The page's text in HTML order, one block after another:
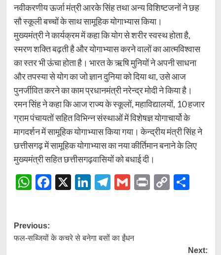
नवीकरणीय ऊर्जा मंत्री आरके सिंह तथा अन्य विशिष्टजनों ने छह
सौ स्कूली बच्चों के साथ सामूहिक योगाभ्यास किया।
मुख्यमंत्री ने कार्यक्रम में कहा कि योग से शरीर स्वस्थ होता है,
स्मरण शक्ति बढ़ती है और योगाभ्यास करने वालों का आत्मविश्वास
का स्तर भी ऊंचा होता है। भारत के ऋषि मुनियों ने अपनी साधना
और तपस्या से योग का जो ज्ञान दुनिया को दिया था, उसे आज
पुनर्जीवित करने का काम प्रधानमंत्री नरेन्द्र मोदी ने किया है।
रमन सिंह ने कहा कि आज राज्य के स्कूलों, महाविद्यालयों, 10 हजार
ग्राम पंचायतों सहित विभिन्न संस्थाओं में विशेषज्ञ योगाचार्यो के
मागदर्शन में सामूहिक योगाभ्यास किया गया। केन्द्रीय मंत्री सिंह ने
छत्तीसगढ़ में सामूहिक योगाभ्यास का नया कीर्तिमान बनाने के लिए
मुख्यमंत्री सहित छत्तीसगढ़वासियों को बधाई दी।
WhatsApp
Facebook
X LinkedIn
Telegram
Gmail
Print
Copy
Post
navigation
Previous:
फल-सब्जियों के कचरे से बनेगा बसों का ईंधन
Next: